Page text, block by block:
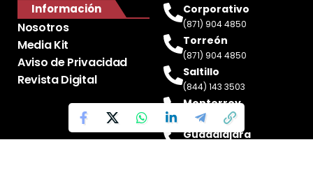
Información
Nosotros
Media Kit
Aviso de Privacidad
Revista Digital
Corporativo
(871) 904 4850
Torreón
(871) 904 4850
Saltillo
(844) 143 3503
Monterrey
(81) 2188 0412
Guadalajara